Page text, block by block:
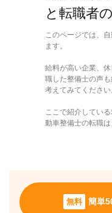
と転職者
このページでは、
ます。
給料が高い企業、
職した整備士の声
考えてみてください
ここで紹介してい
動車整備士の転職は
無料 簡単